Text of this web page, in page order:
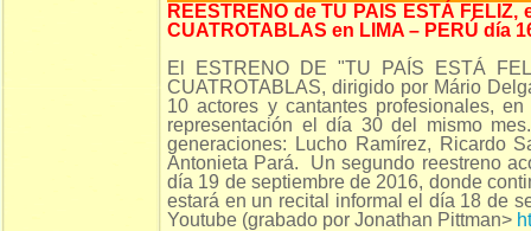
REESTRENO de TU PAIS ESTÁ FELIZ,
CUATROTABLAS en LIMA – PERÚ día
El ESTRENO DE "TU PAÍS ESTÁ
CUATROTABLAS, dirigido por Mário
10 actores y cantantes profesionales,
representación el día 30 del mismo
generaciones: Lucho Ramírez, Ricardo
Antonieta Pará. Un segundo reestreno
día 19 de septiembre de 2016, donde
estará en un recital informal el día 18 de
Youtube (grabado por Jonathan Pittman>